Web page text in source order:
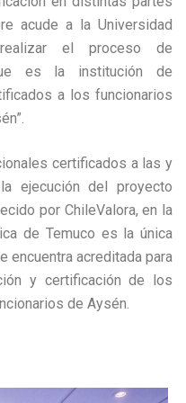
acude a la Universidad
el proceso de
es la institución de
a los funcionarios
certificados a las y
ejecución del proyecto
por ChileValora, en la
de Temuco es la única
encuentra acreditada para
y certificación de los
de Aysén.